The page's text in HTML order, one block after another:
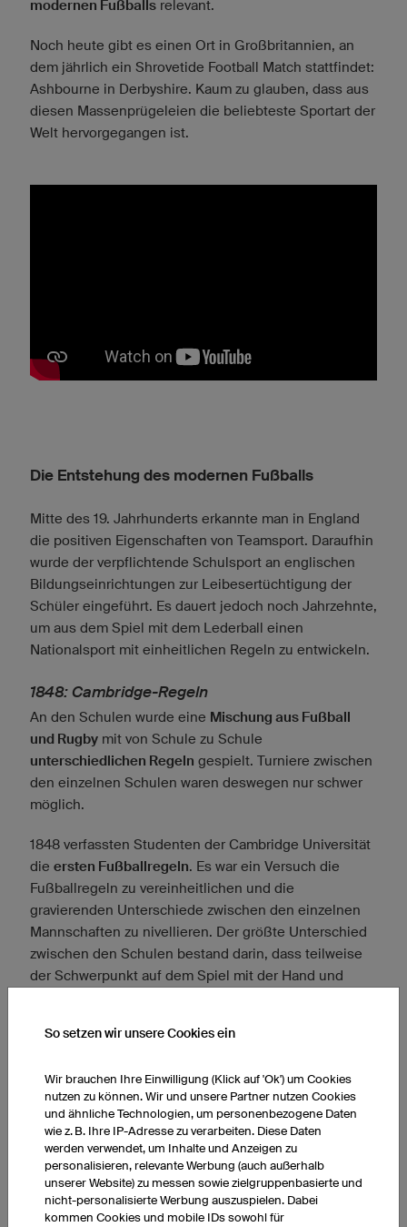
modernen Fußballs relevant.
Noch heute gibt es einen Ort in Großbritannien, an
dem jährlich ein Shrovetide Football Match stattfindet:
Ashbourne in Derbyshire. Kaum zu glauben, dass aus
diesen Massenprügeleien die beliebteste Sportart der
Welt hervorgegangen ist.
Die Entstehung des modernen Fußballs
Mitte des 19. Jahrhunderts erkannte man in England
die positiven Eigenschaften von Teamsport. Daraufhin
wurde der verpflichtende Schulsport an englischen
Bildungseinrichtungen zur Leibesertüchtigung der
Schüler eingeführt. Es dauert jedoch noch Jahrzehnte,
um aus dem Spiel mit dem Lederball einen
Nationalsport mit einheitlichen Regeln zu entwickeln.
1848: Cambridge-Regeln
An den Schulen wurde eine Mischung aus Fußball
und Rugby mit von Schule zu Schule
unterschiedlichen Regeln gespielt. Turniere zwischen
den einzelnen Schulen waren deswegen nur schwer
möglich.
1848 verfassten Studenten der Cambridge Universität
die ersten Fußballregeln. Es war ein Versuch die
Fußballregeln zu vereinheitlichen und die
gravierenden Unterschiede zwischen den einzelnen
Mannschaften zu nivellieren. Der größte Unterschied
zwischen den Schulen bestand darin, dass teilweise
der Schwerpunkt auf dem Spiel mit der Hand und
Vorrang. Nun war es möglich offizielle Turniere
So setzen wir unsere Cookies ein
Wir brauchen Ihre Einwilligung (Klick auf 'Ok') um Cookies
nutzen zu können. Wir und unsere Partner nutzen Cookies
und ähnliche Technologien, um personenbezogene Daten
wie z. B. Ihre IP-Adresse zu verarbeiten. Diese Daten
werden verwendet, um Inhalte und Anzeigen zu
personalisieren, relevante Werbung (auch außerhalb
unserer Website) zu messen sowie zielgruppenbasierte und
nicht-personalisierte Werbung auszuspielen. Dabei
kommen Cookies und mobile IDs sowohl für